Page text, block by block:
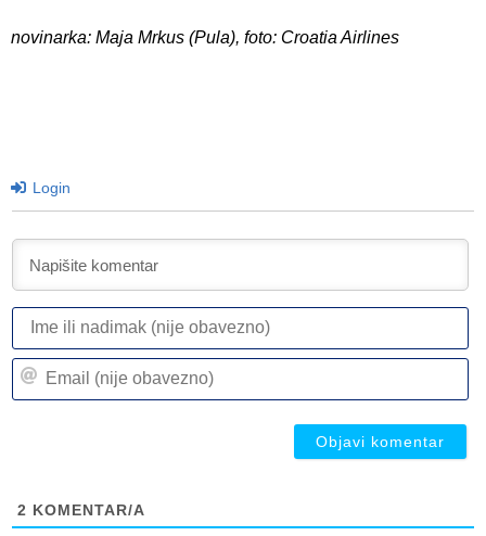
novinarka: Maja Mrkus (Pula), foto: Croatia Airlines
Login
2 KOMENTAR/A